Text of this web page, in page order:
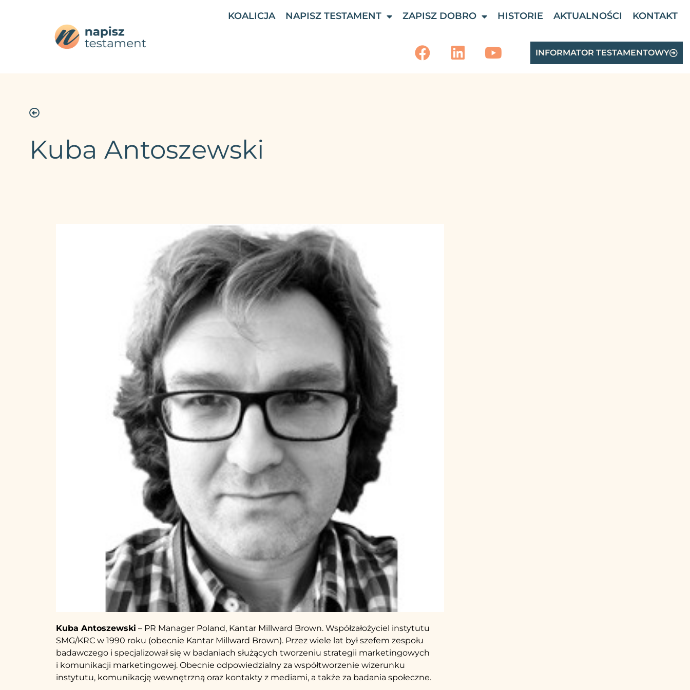
KOALICJA NAPISZ TESTAMENT ZAPISZ DOBRO HISTORIE AKTUALNOŚCI KONTAKT
INFORMATOR TESTAMENTOWY
Kuba Antoszewski
Kuba Antoszewski – PR Manager Poland, Kantar Millward Brown. Współzałożyciel instytutu
SMG/KRC w 1990 roku (obecnie Kantar Millward Brown). Przez wiele lat był szefem zespołu
badawczego i specjalizował się w badaniach służących tworzeniu strategii marketingowych
i komunikacji marketingowej. Obecnie odpowiedzialny za współtworzenie wizerunku
instytutu, komunikację wewnętrzną oraz kontakty z mediami, a także za badania społeczne.